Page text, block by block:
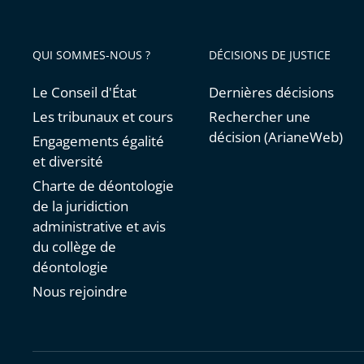
QUI SOMMES-NOUS ?
Le Conseil d'État
Les tribunaux et cours
Engagements égalité
et diversité
Charte de déontologie
de la juridiction
administrative et avis
du collège de
déontologie
Nous rejoindre
DÉCISIONS DE JUSTICE
Dernières décisions
Rechercher une
décision (ArianeWeb)